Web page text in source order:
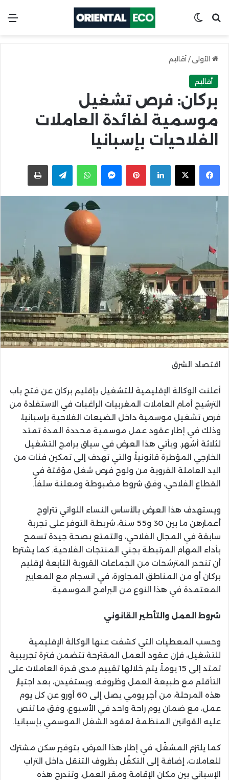
ابحث عنSwitch skin
الأولى / أقاليم
أقاليم
بركان: فرص تشغيل
موسمية لفائدة العاملات
الفلاحيات بإسبانيا
Facebook
X
LinkedIn
Pinterest
Messenger
WhatsApp
Telegramاطبعها
اقتصاد الشرق
أعلنت الوكالة الإقليمية للتشغيل بإقليم بركان عن فتح باب
الترشيح أمام العاملات المغربيات الراغبات في الاستفادة من
فرص تشغيل موسمية داخل الضيعات الفلاحية بإسبانيا،
وذلك في إطار عقود عمل موسمية محددة المدة تمتد
لثلاثة أشهر. ويأتي هذا العرض في سياق برامج التشغيل
الخارجي المؤطرة قانونياً، والتي تهدف إلى تمكين فئات من
اليد العاملة القروية من ولوج فرص شغل مؤقتة في
القطاع الفلاحي، وفق شروط مضبوطة ومعلنة سلفاً.
ويستهدف هذا العرض بالأساس النساء اللواتي تتراوح
أعمارهن ما بين 30 و55 سنة، شريطة التوفر على تجربة
سابقة في المجال الفلاحي، والتمتع بصحة جيدة تسمح
بأداء المهام المرتبطة بجني المنتجات الفلاحية. كما يشترط
أن تنحدر المترشحات من الجماعات القروية التابعة لإقليم
بركان أو من المناطق المجاورة، في انسجام مع المعايير
المعتمدة في هذا النوع من البرامج الموسمية.
شروط العمل والتأطير القانوني
وحسب المعطيات التي كشفت عنها الوكالة الإقليمية
للتشغيل، فإن عقود العمل المقترحة تتضمن فترة تجريبية
تمتد إلى 15 يوماً، يتم خلالها تقييم مدى قدرة العاملات على
التأقلم مع طبيعة العمل وظروفه. ويستفيدن، بعد اجتياز
هذه المرحلة، من أجر يومي يصل إلى 60 أورو عن كل يوم
عمل، مع ضمان يوم راحة واحد في الأسبوع، وفق ما تنص
عليه القوانين المنظمة لعقود الشغل الموسمي بإسبانيا.
كما يلتزم المشغّل، في إطار هذا العرض، بتوفير سكن مشترك
للعاملات، إضافة إلى التكفّل بظروف التنقل داخل التراب
الإسباني بين مكان الإقامة ومقر العمل. وتندرج هذه